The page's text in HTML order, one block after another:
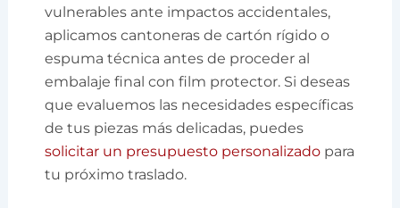
vulnerables ante impactos accidentales,
aplicamos cantoneras de cartón rígido o
espuma técnica antes de proceder al
embalaje final con film protector. Si deseas
que evaluemos las necesidades específicas
de tus piezas más delicadas, puedes
solicitar un presupuesto personalizado para
tu próximo traslado.